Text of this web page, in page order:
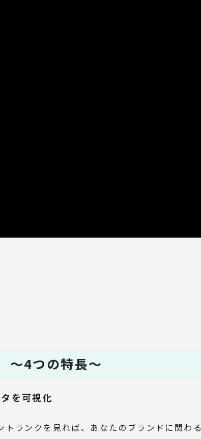
～4つの特長～
を可視化
ランクを見れば、あなたのブランドに関わる